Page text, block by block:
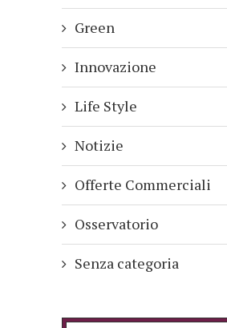
Green
Innovazione
Life Style
Notizie
Offerte Commerciali
Osservatorio
Senza categoria